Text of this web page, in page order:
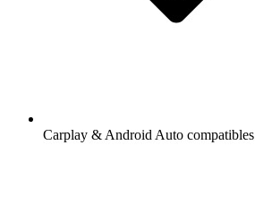
Carplay & Android Auto compatibles